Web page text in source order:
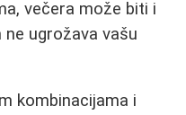
večera može biti i
ugrožava vašu
kombinacijama i